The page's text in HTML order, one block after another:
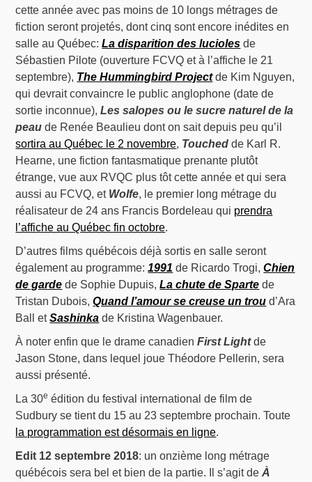
cette année avec pas moins de 10 longs métrages de
fiction seront projetés, dont cinq sont encore inédites en
salle au Québec:La disparition des lucioles de
Sébastien Pilote (ouverture FCVQ et à l’affiche le 21
septembre), The Hummingbird Projectde Kim Nguyen,
qui devrait convaincre le public anglophone (date de
sortie inconnue),Les salopes ou le sucre naturel de la
peau de Renée Beaulieu dont on sait depuis peu qu’il
sortira au Québec le 2 novembre, Touched de Karl R.
Hearne, une fiction fantasmatique prenante plutôt
étrange, vue aux RVQC plus tôt cette année et qui sera
aussi au FCVQ, et Wolfe, le premier long métrage du
réalisateur de 24 ans Francis Bordeleau qui prendra
l’affiche au Québec fin octobre.
D’autres films québécois déjà sortis en salle seront
également au programme:1991 de Ricardo Trogi,Chien
de garde de Sophie Dupuis,La chute de Sparte de
Tristan Dubois,Quand l’amour se creuse un trou d’Ara
Ball etSashinka de Kristina Wagenbauer.
À noter enfin que le drame canadienFirst Lightde
Jason Stone, dans lequel joue Théodore Pellerin, sera
aussi présenté.
La 30e édition du festival international de film de
Sudbury se tient du 15 au 23 septembre prochain. Toute
la programmation est désormais en ligne.
Edit 12 septembre 2018: un onzième long métrage
québécois sera bel et bien de la partie. Il s’agit deÀ